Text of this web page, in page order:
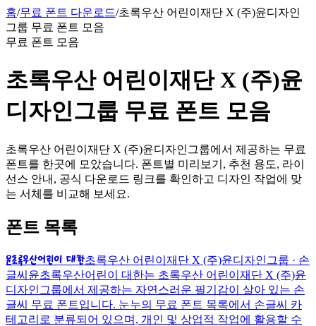
홈/무료 폰트 다운로드/초록우산 어린이재단 X (주)윤디자인
그룹 무료 폰트 모음
무료 폰트 모음
초록우산 어린이재단 X (주)윤
디자인그룹 무료 폰트 모음
초록우산 어린이재단 X (주)윤디자인그룹에서 제공하는 무료
폰트를 한곳에 모았습니다. 폰트별 미리보기, 추천 용도, 라이
선스 안내, 공식 다운로드 링크를 확인하고 디자인 작업에 맞
는 서체를 비교해 보세요.
폰트 목록
윤초록우산어린이 대한초록우산 어린이재단 X (주)윤디자인그룹 · 손
글씨 윤초록우산어린이 대한는 초록우산 어린이재단 X (주)윤
디자인그룹에서 제공하는 자연스러운 필기감이 살아 있는 손
글씨 무료 폰트입니다. 눈누의 무료 폰트 목록에서 손글씨 카
테고리로 분류되어 있으며, 개인 및 상업적 작업에 활용할 수